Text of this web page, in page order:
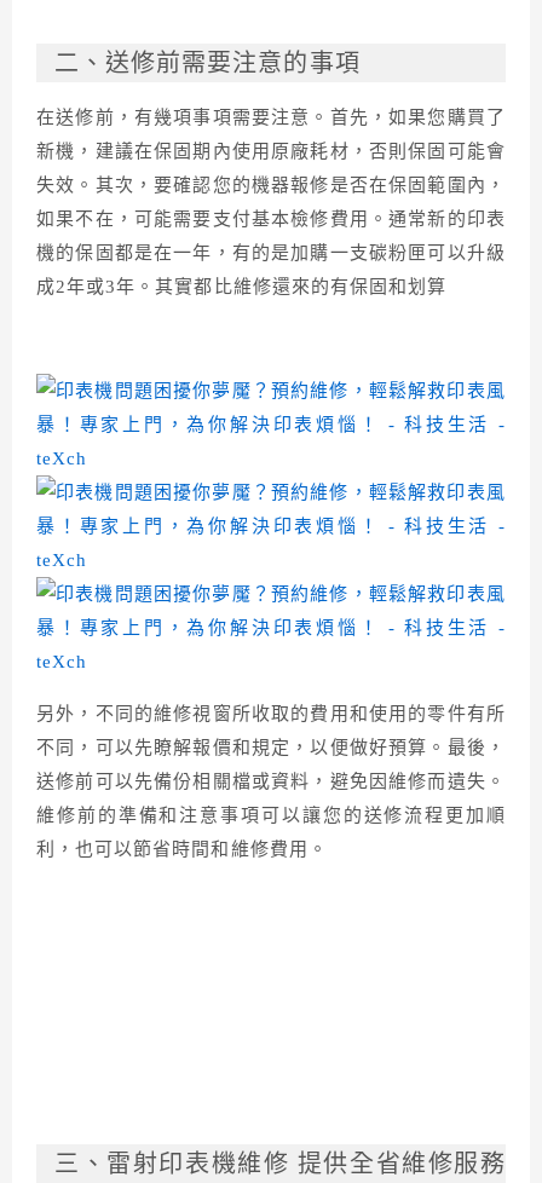
二、送修前需要注意的事項
在送修前，有幾項事項需要注意。首先，如果您購買了
新機，建議在保固期內使用原廠耗材，否則保固可能會
失效。其次，要確認您的機器報修是否在保固範圍內，
如果不在，可能需要支付基本檢修費用。通常新的印表
機的保固都是在一年，有的是加購一支碳粉匣可以升級
成2年或3年。其實都比維修還來的有保固和划算
另外，不同的維修視窗所收取的費用和使用的零件有所
不同，可以先瞭解報價和規定，以便做好預算。最後，
送修前可以先備份相關檔或資料，避免因維修而遺失。
維修前的準備和注意事項可以讓您的送修流程更加順
利，也可以節省時間和維修費用。
三、雷射印表機維修 提供全省維修服務